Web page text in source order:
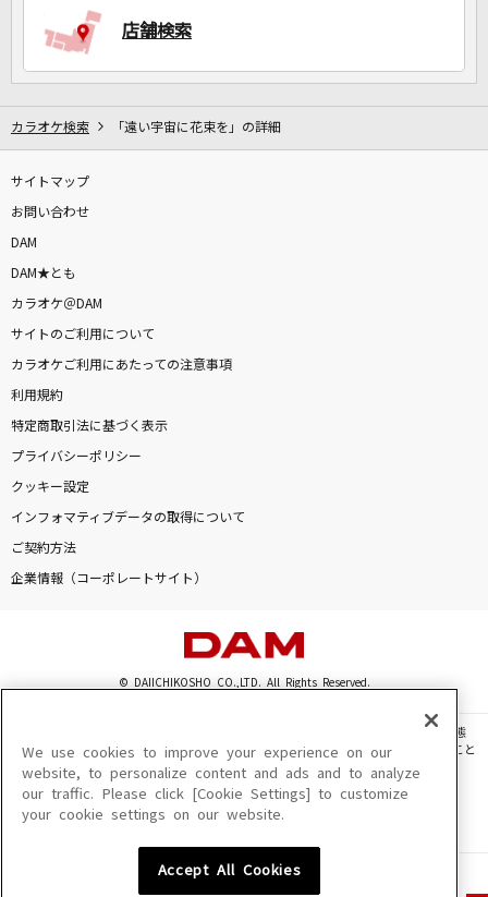
店舗検索
カラオケ検索 「遠い宇宙に花束を」の詳細
サイトマップ
お問い合わせ
DAM
DAM★とも
カラオケ＠DAM
サイトのご利用について
カラオケご利用にあたっての注意事項
利用規約
特定商取引法に基づく表示
プライバシーポリシー
クッキー設定
インフォマティブデータの取得について
ご契約方法
企業情報（コーポレートサイト）
© DAIICHIKOSHO CO.,LTD. All Rights Reserved.
このサイトに掲載されている一切の文章・画像・写真・動画・音声等を、手段や形態
を問わず、著作権法の定める範囲を超えて無断で複製、転載、ファイル化などすること
を禁じます。
楽曲及びコンテンツは、機種によりご利用いただけない場合があります。
楽曲及びコンテンツの配信日、配信内容が変更になる場合があります。
We use cookies to improve your experience on our
website, to personalize content and ads and to analyze
our traffic. Please click [Cookie Settings] to customize
your cookie settings on our website.
Accept All Cookies